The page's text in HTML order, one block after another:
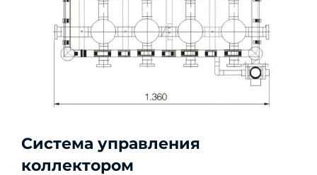
Система управления
коллектором